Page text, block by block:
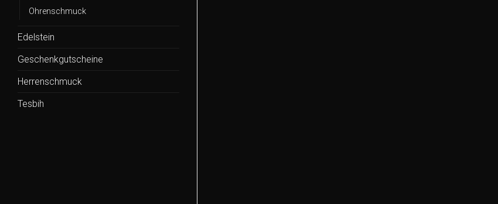
Ohrenschmuck
Edelstein
Geschenkgutscheine
Herrenschmuck
Tesbih